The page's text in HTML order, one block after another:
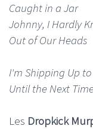
Caught in a Jar
Johnny, I Hardly
Out of Our Heads
I'm Shipping Up
Until the Next
Les Dropkick